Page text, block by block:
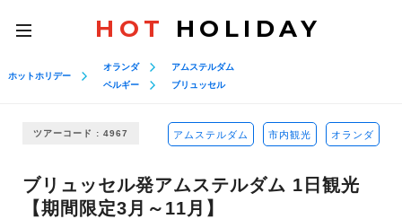
toggle
navigation
HOT HOLIDAY
ホットホリデー
オランダ
ベルギー
アムステルダム
ブリュッセル
ツアーコード : 4967 アムステルダム 市内観光 オランダ
ブリュッセル発アムステルダム 1日観光
【期間限定3月～11月】